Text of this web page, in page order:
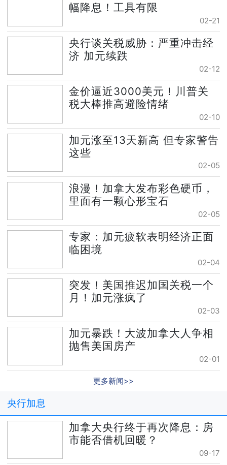
幅降息！工具有限
02-21
央行谈关税威胁：严重冲击经
济 加元续跌
02-12
金价逼近3000美元！川普关
税大棒推高避险情绪
02-10
加元涨至13天新高 但专家警告
这些
02-05
浪漫！加拿大发布彩色硬币，
里面有一颗心形宝石
02-05
专家：加元疲软表明经济正面
临困境
02-04
突发！美国推迟加国关税一个
月！加元涨疯了
02-03
加元暴跌！大波加拿大人争相
抛售美国房产
02-01
更多新闻>>
央行加息
加拿大央行终于再次降息：房
市能否借机回暖？
09-17